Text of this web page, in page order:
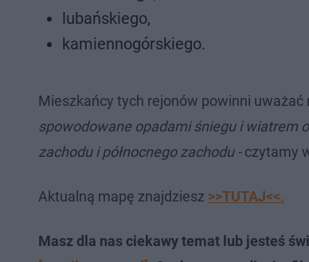
lubańskiego,
kamiennogórskiego.
Mieszkańcy tych rejonów powinni
spowodowane opadami śniegu i wiatrem
zachodu i północnego zachodu -czytamy
Aktualną mapę znajdziesz >>TUTAJ<<.
Masz dla nas ciekawy temat lub jesteś